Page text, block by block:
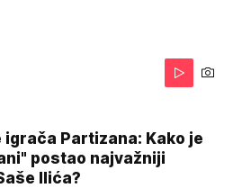
igrača Partizana: Kako je
postao najvažniji
Ilića?